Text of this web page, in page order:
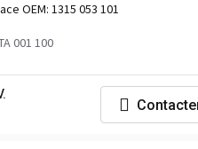
OEM: 1315 053 101
001 100